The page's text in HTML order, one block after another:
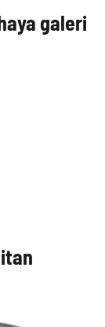
galeri